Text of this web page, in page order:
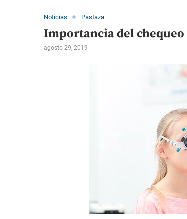
Noticias Pastaza
Importancia del chequeo
agosto 29, 2019